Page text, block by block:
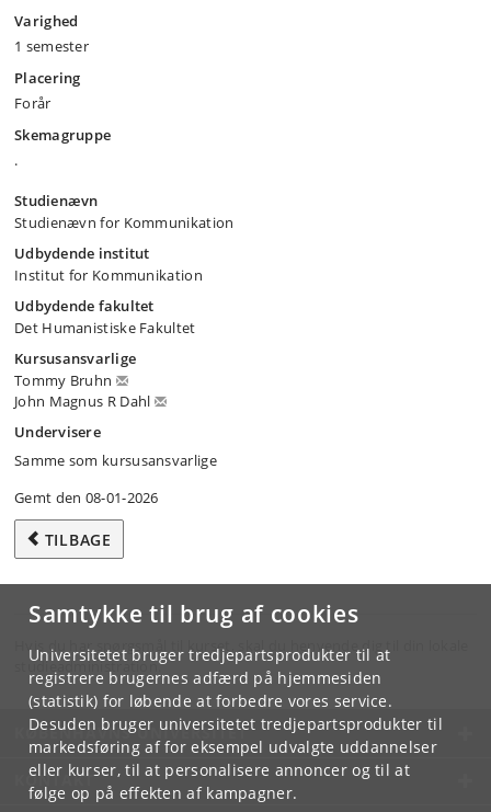
Samtykke til brug af cookies
Universitetet bruger tredjepartsprodukter til at
registrere brugernes adfærd på hjemmesiden
(statistik) for løbende at forbedre vores service.
Desuden bruger universitetet tredjepartsprodukter til
markedsføring af for eksempel udvalgte uddannelser
eller kurser, til at personalisere annoncer og til at
følge op på effekten af kampagner.
Varighed
1 semester
Placering
Forår
Skemagruppe
.
Studienævn
Studienævn for Kommunikation
Udbydende institut
Institut for Kommunikation
Udbydende fakultet
Det Humanistiske Fakultet
Kursusansvarlige
Tommy Bruhn
John Magnus R Dahl
Undervisere
Samme som kursusansvarlige
Gemt den 08-01-2026
TILBAGE
Hvis du har spørgsmål til kurset, skal du henvende dig til din lokale
studieadministration.
KØBENHAVNS UNIVERSITET
KONTAKT